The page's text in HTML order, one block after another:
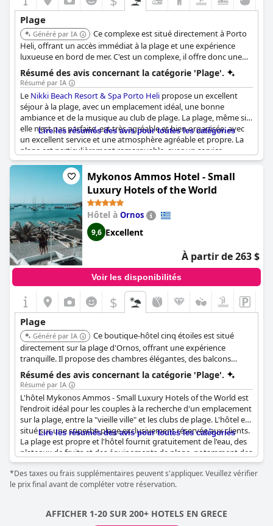
Plage
Généré par IA
Ce complexe est situé directement à Porto
Heli, offrant un accès immédiat à la plage et une expérience
luxueuse en bord de mer. C'est un complexe, il offre donc une
large gamme d'équipements et de services attendus pour des
vacances à la plage.
Résumé des avis concernant la catégorie 'Plage'.
Résumé par IA
Le Nikki Beach Resort & Spa Porto Heli propose un excellent
séjour à la plage, avec un emplacement idéal, une bonne
ambiance et de la musique au club de plage. La plage, même si
elle n'est pas parfaite, est très agréable et bien organisée, avec
un excellent service et une atmosphère agréable et propre. La
plage est particulièrement remarquable, avec un service
dépassant l'imagination. C'est un endroit idéal pour se
détendre, bronzer et déguster des cocktails. Le bar et le
restaurant de la plage sont fortement recommandés. Bien que
certains clients mentionnent que la plage n'est pas claire et
qu'elle peut présenter des algues, elle attire toujours de
nombreux visiteurs en raison de ses caractéristiques positives.
La piscine est également un point fort avec son design et son
aspect luxueux, ce qui compense le fait que la plage n'est pas la
meilleure. Cependant, certains clients ont trouvé que la musique
sur la plage était trop forte, surtout après le petit-déjeuner, et
ont mentionné que le sable n'était pas idéal pour nager. Malgré
quelques critiques négatives, la plupart des clients ont apprécié
la plage de l'hôtel et la recommandent vivement, certains la
qualifiant même d'endroit à visiter absolument en raison de son
célèbre club de plage, ce qui en fait l'endroit idéal pour une
escapade relaxante.
Lire les résumés des avis pour toutes les catégories
Mykonos Ammos Hotel - Small
Luxury Hotels of the World
Hôtel à Ornos
9,6 Excellent
À partir de 263 $
Voir les disponibilités
$
Plage
Généré par IA
Ce boutique-hôtel cinq étoiles est situé
directement sur la plage d'Ornos, offrant une expérience
tranquille. Il propose des chambres élégantes, des balcons
privés et des bains à remous, complétés par un spa, le
restaurant italien Farina et un bar de plage.
Résumé des avis concernant la catégorie 'Plage'.
Résumé par IA
L'hôtel Mykonos Ammos - Small Luxury Hotels of the World est
l'endroit idéal pour les couples à la recherche d'un emplacement
sur la plage, entre la "vieille ville" et les clubs de plage. L'hôtel est
situé sur une superbe plage exclusivement réservée aux clients.
La plage est propre et l'hôtel fournit gratuitement de l'eau, des
plateaux de fruits et des équipements de plage, notamment des
chaises longues, des serviettes et des parasols. La propriété est
magnifique et les chambres sont charmantes, certaines offrant
un accès direct à la plage. L'hôtel est calme et privé, ce qui en fait
l'océan. Bien qu'il y ait plus de chemins de randonnée pour
Lire les résumés des avis pour toutes les catégories
*Des taxes ou frais supplémentaires peuvent s'appliquer. Veuillez vérifier
le prix final avant de compléter votre réservation.
AFFICHER 1-20 SUR 200+ HOTELS EN GRECE